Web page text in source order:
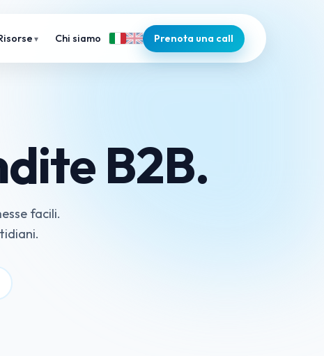
Chi siamo Prenota una call
B2B.
facili.